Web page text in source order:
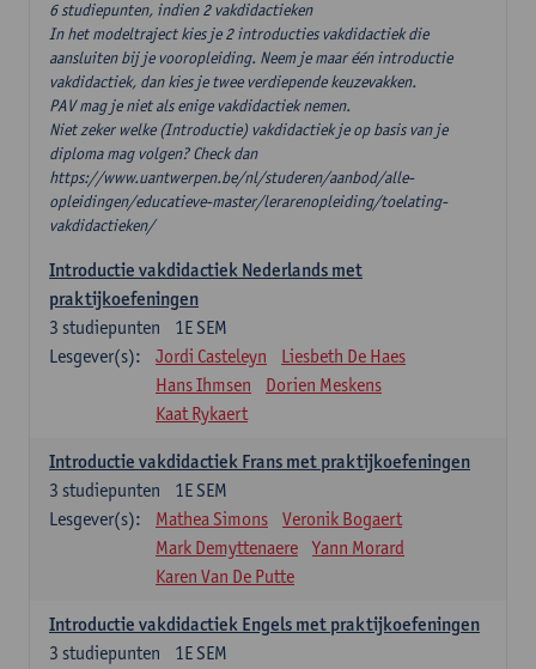
6 studiepunten, indien 2 vakdidactieken
In het modeltraject kies je 2 introducties vakdidactiek die
aansluiten bij je vooropleiding. Neem je maar één introductie
vakdidactiek, dan kies je twee verdiepende keuzevakken.
PAV mag je niet als enige vakdidactiek nemen.
Niet zeker welke (Introductie) vakdidactiek je op basis van je
diploma mag volgen? Check dan
https://www.uantwerpen.be/nl/studeren/aanbod/alle-
opleidingen/educatieve-master/lerarenopleiding/toelating-
vakdidactieken/
Introductie vakdidactiek Nederlands met
praktijkoefeningen
1E SEM
3 studiepunten
Lesgever(s):
Jordi Casteleyn
Liesbeth De Haes
Hans Ihmsen
Dorien Meskens
Kaat Rykaert
Introductie vakdidactiek Frans met praktijkoefeningen
1E SEM
3 studiepunten
Lesgever(s):
Mathea Simons
Veronik Bogaert
Mark Demyttenaere
Yann Morard
Karen Van De Putte
Introductie vakdidactiek Engels met praktijkoefeningen
1E SEM
3 studiepunten